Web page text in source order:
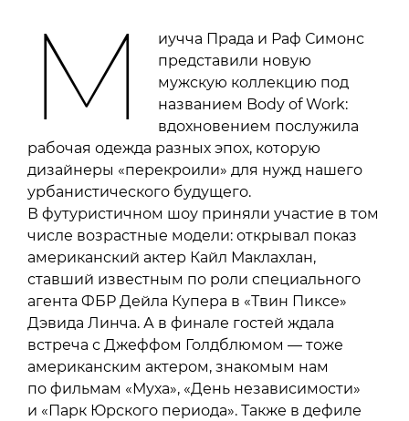
М
иучча Прада и Раф Симонс
представили новую
мужскую коллекцию под
названием Body of Work:
вдохновением послужила
рабочая одежда разных эпох, которую
дизайнеры «перекроили» для нужд нашего
урбанистического будущего.
В футуристичном шоу приняли участие в том
числе возрастные модели: открывал показ
американский актер Кайл Маклахлан,
ставший известным по роли специального
агента ФБР Дейла Купера в «Твин Пиксе»
Дэвида Линча. А в финале гостей ждала
встреча с Джеффом Голдблюмом — тоже
американским актером, знакомым нам
по фильмам «Муха», «День независимости»
и «Парк Юрского периода». Также в дефиле